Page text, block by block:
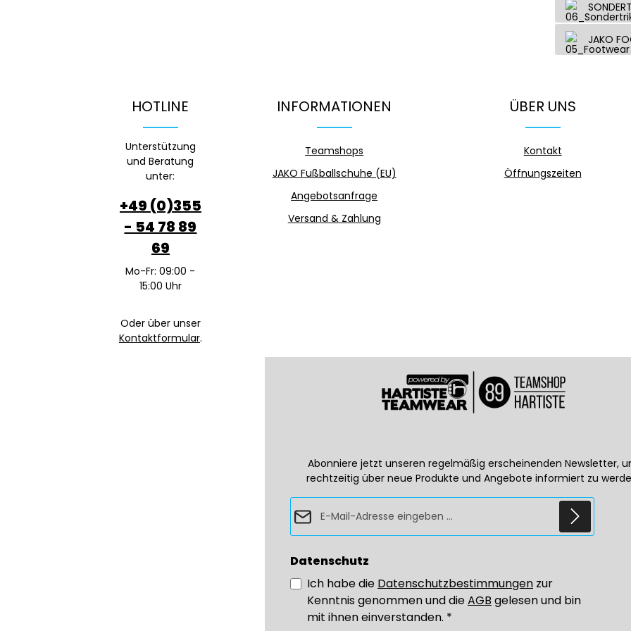
JAKO
HOTLINE
Unterstützung
und Beratung
unter:
+49 (0)355
- 54 78 89
69
Mo-Fr: 09:00 -
15:00 Uhr
Oder über unser
Kontaktformular.
INFORMATIONEN
Teamshops
JAKO Fußballschuhe (EU)
Angebotsanfrage
Versand & Zahlung
ÜBER UNS
Kontakt
Öffnungszeiten
Abonniere jetzt unseren regelmäßig erscheinenden Newsletter,
rechtzeitig über neue Produkte und Angebote informiert zu
Datenschutz
Ich habe die Datenschutzbestimmungen zur
Kenntnis genommen und dieAGB gelesen und bin
mit ihnen einverstanden. *